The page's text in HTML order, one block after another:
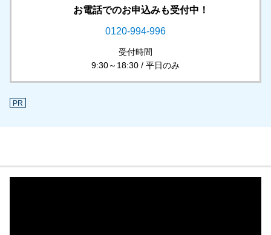
お電話でのお申込みも受付中！
0120-994-996
受付時間
9:30～18:30 / 平日のみ
PR